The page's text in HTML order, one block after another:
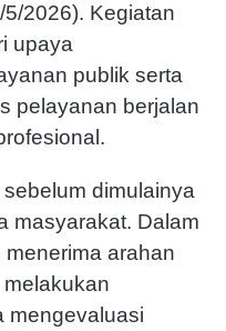
2026). Kegiatan
upaya
publik serta
pelayanan berjalan
dimulainya
masyarakat. Dalam
arahan
mengevaluasi